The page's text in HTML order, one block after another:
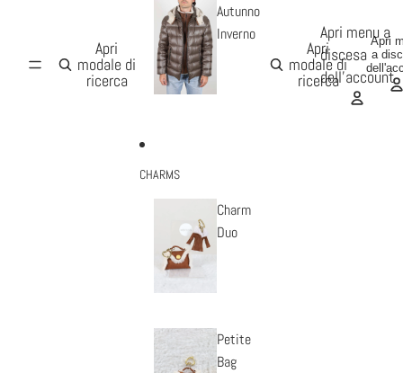
Apri
modale di
ricerca
Autunno
Inverno
CHARMS
Charm
Duo
Petite
Bag
Apri
modale di
ricerca
Apri menu a
discesa
dell'account
Apri
a